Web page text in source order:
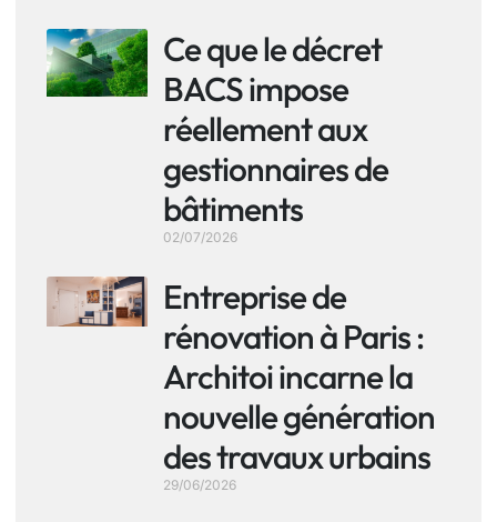
Ce que le décret
BACS impose
réellement aux
gestionnaires de
bâtiments
02/07/2026
Entreprise de
rénovation à Paris :
Architoi incarne la
nouvelle génération
des travaux urbains
29/06/2026